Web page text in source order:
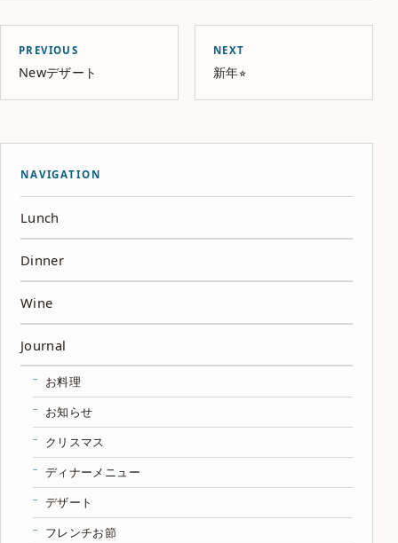
PREVIOUS
Newデザート
NEXT
新年⭐︎
NAVIGATION
Lunch
Dinner
Wine
Journal
お料理
お知らせ
クリスマス
ディナーメニュー
デザート
フレンチお節